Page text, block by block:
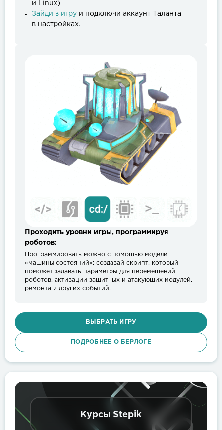
и Linux)
Зайди в игру и подключи аккаунт Таланта
в настройках.
Проходить уровни игры, программируя
роботов:
Программировать можно с помощью модели
«машины состояний»: создавай скрипт, который
поможет задавать параметры для перемещений
роботов, активации защитных и атакующих модулей,
ремонта и других событий.
ВЫБРАТЬ ИГРУ
ПОДРОБНЕЕ О БЕРЛОГЕ
Курсы Stepik